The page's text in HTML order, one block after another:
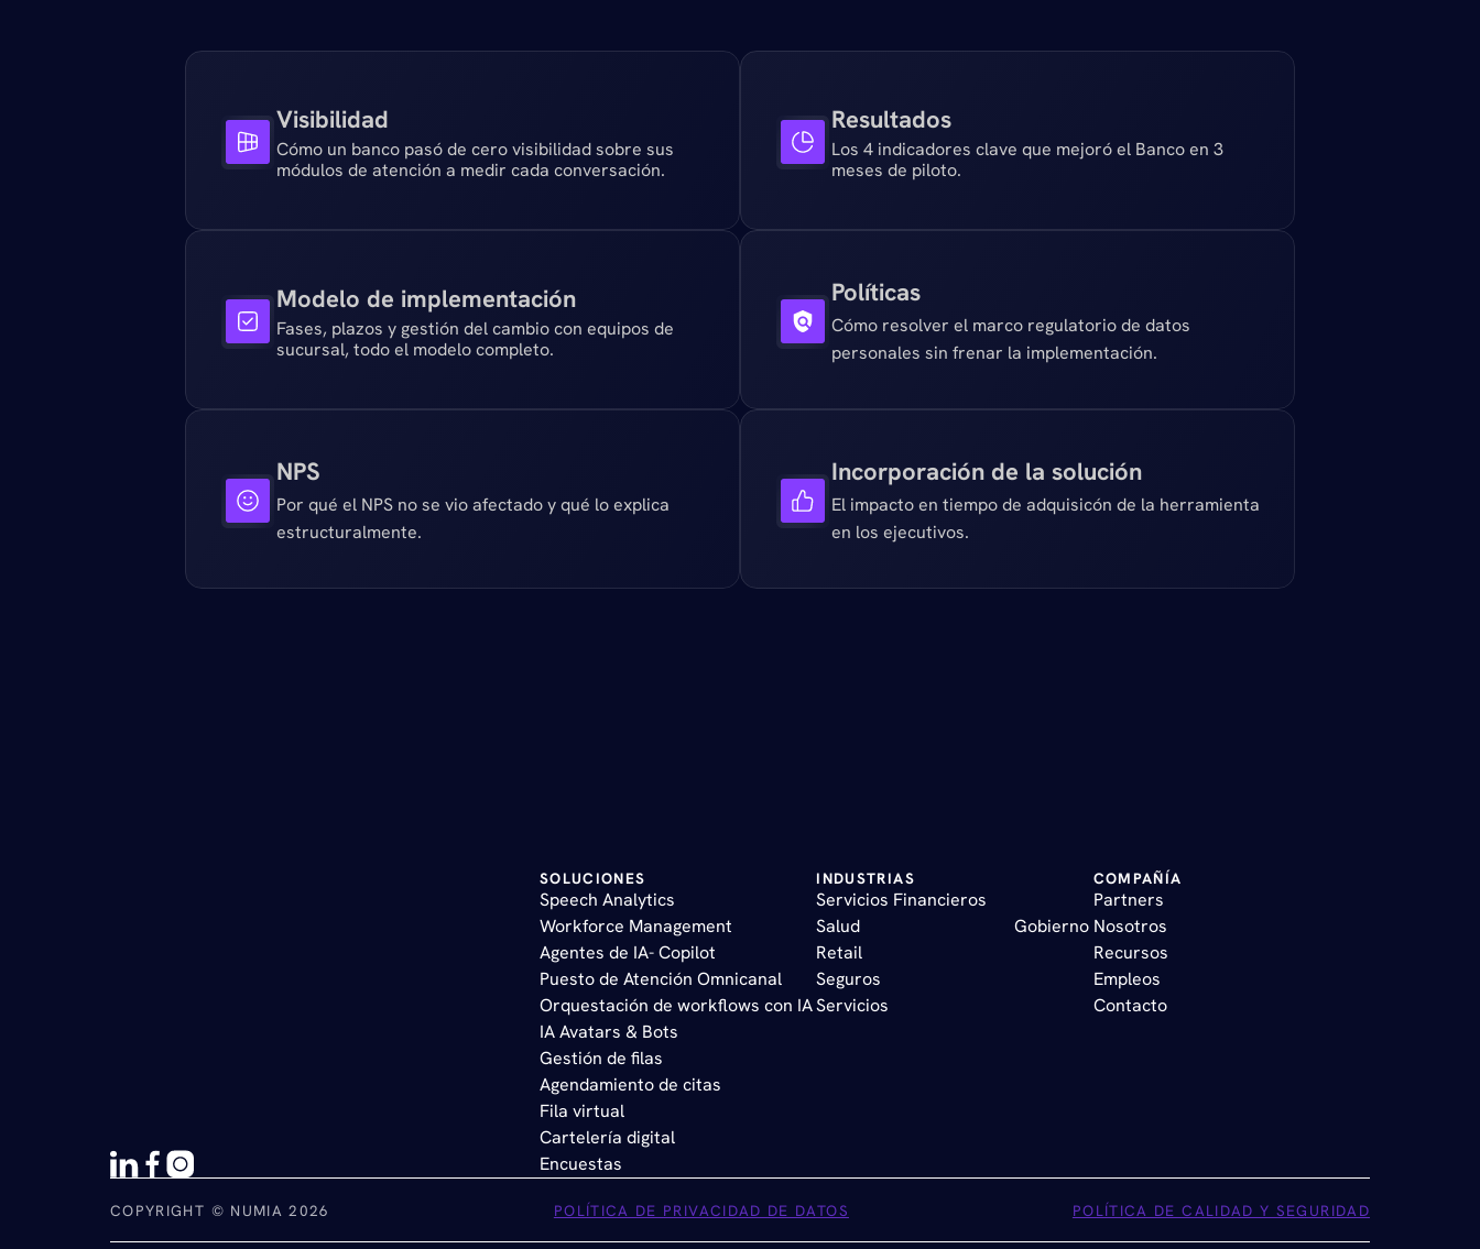
CasodeNegocio?
Visibilidad
Cómo un banco pasó de cero visibilidad sobre sus
módulos de atención a medir cada conversación.
Resultados
Los 4 indicadores clave que mejoró el Banco en 3
meses de piloto.
Modelo de implementación
Fases, plazos y gestión del cambio con equipos de
sucursal, todo el modelo completo.
Políticas
Cómo resolver el marco regulatorio de datos
personales sin frenar la implementación.
NPS
Por qué el NPS no se vio afectado y qué lo explica
estructuralmente.
Incorporación de la solución
El impacto en tiempo de adquisicón de la herramienta
en los ejecutivos.
SOLUCIONES
Speech Analytics
Workforce Management
Agentes de IA- Copilot
Puesto de Atención Omnicanal
Orquestación de workflows con IA
IA Avatars & Bots
Gestión de filas
Agendamiento de citas
Fila virtual
Cartelería digital
Encuestas
INDUSTRIAS
Servicios Financieros
Salud
Gobierno
Servicios
COMPAÑÍA
Partners
Nosotros
Recursos
Empleos
Contacto
COPYRIGHT © NUMIA 2026 POLÍTICA DE PRIVACIDAD DE DATOS POLÍTICA DE CALIDAD Y SEGURIDAD